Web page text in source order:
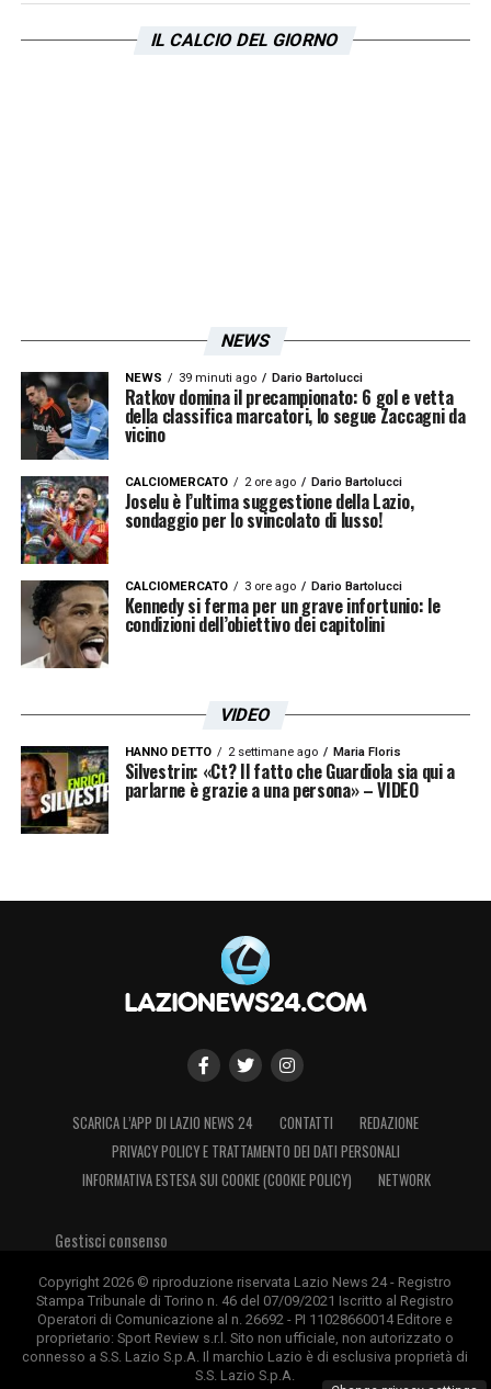
IL CALCIO DEL GIORNO
NEWS
NEWS 39 minuti ago Dario Bartolucci
Ratkov domina il precampionato: 6 gol e vetta
della classifica marcatori, lo segue Zaccagni da
vicino
CALCIOMERCATO 2 ore ago Dario Bartolucci
Joselu è l’ultima suggestione della Lazio,
sondaggio per lo svincolato di lusso!
CALCIOMERCATO 3 ore ago Dario Bartolucci
Kennedy si ferma per un grave infortunio: le
condizioni dell’obiettivo dei capitolini
VIDEO
HANNO DETTO 2 settimane ago Maria Floris
Silvestrin: «Ct? Il fatto che Guardiola sia qui a
parlarne è grazie a una persona» – VIDEO
SCARICA L’APP DI LAZIO NEWS 24 CONTATTI
REDAZIONE
PRIVACY POLICY E TRATTAMENTO DEI DATI PERSONALI
INFORMATIVA ESTESA SUI COOKIE (COOKIE POLICY)
NETWORK
Gestisci consenso
Copyright 2026 © riproduzione riservata Lazio News 24 - Registro
Stampa Tribunale di Torino n. 46 del 07/09/2021 Iscritto al Registro
Operatori di Comunicazione al n. 26692 - PI 11028660014 Editore e
proprietario: Sport Review s.r.l. Sito non ufficiale, non autorizzato o
connesso a S.S. Lazio S.p.A. Il marchio Lazio è di esclusiva proprietà di
S.S. Lazio S.p.A.